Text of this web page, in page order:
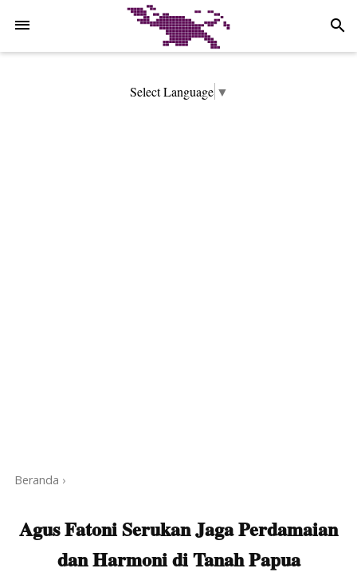
search
Select Language ▼
Beranda ›
Agus Fatoni Serukan Jaga Perdamaian
dan Harmoni di Tanah Papua